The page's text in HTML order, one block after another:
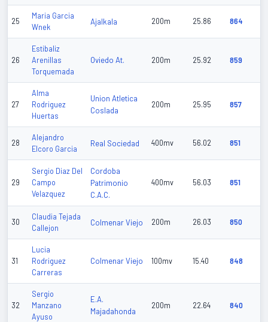
25
Maria Garcia
Wnek
Ajalkala 200m 25.86 864
26
Estibaliz
Arenillas
Torquemada
Oviedo At. 200m 25.92 859
27
Alma
Rodriguez
Huertas
Union Atletica
Coslada
200m 25.95 857
28
Alejandro
Elcoro Garcia
Real Sociedad 400mv 56.02 851
29
Sergio Diaz Del
Campo
Velazquez
Cordoba
Patrimonio
C.A.C.
400mv 56.03 851
30
Claudia Tejada
Callejon
Colmenar Viejo 200m 26.03 850
31
Lucia
Rodriguez
Carreras
Colmenar Viejo 100mv 15.40 848
32
Sergio
Manzano
Ayuso
E.A.
Majadahonda
200m 22.64 840